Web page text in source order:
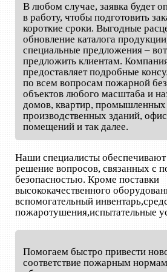
В любом случае, заявка будет
в работу, чтобы подготовить
короткие сроки. Выгодные
обновление каталога
специальные предложения –
предложить клиентам.
предоставляет подробные
по всем вопросам пожарной
объектов любого масштаба и
домов, квартир,
производственных зданий,
помещений и так далее.
Наши специалисты обеспечивают
решение вопросов, связанных с
безопасностью. Кроме поставки
высококачественного
вспомогательный
пожаротушения,испытательные
Помогаем быстро привести
соответствие пожарным